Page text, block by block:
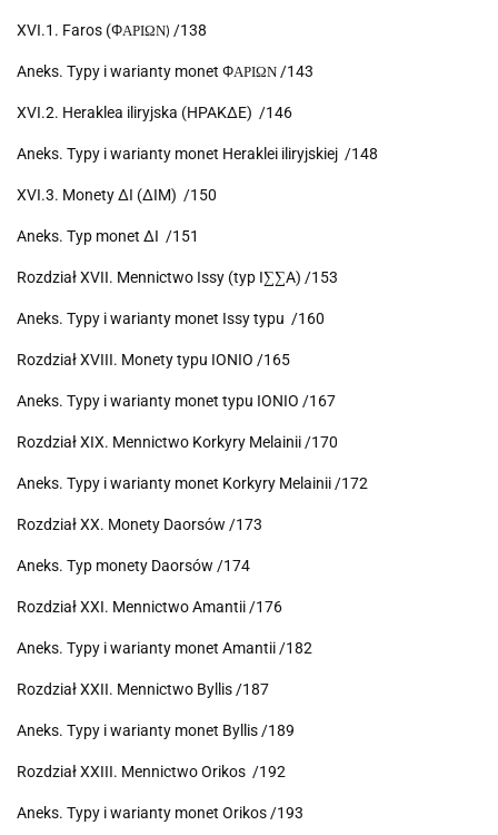
XVI.1. Faros (ΦAPIΩN) /138
Aneks. Typy i warianty monet ΦAPIΩN /143
XVI.2. Heraklea iliryjska (HPAKΔE) /146
Aneks. Typy i warianty monet Heraklei iliryjskiej /148
XVI.3. Monety ΔI (ΔIM) /150
Aneks. Typ monet ΔI /151
Rozdział XVII. Mennictwo Issy (typ I∑∑A) /153
Aneks. Typy i warianty monet Issy typu /160
Rozdział XVIII. Monety typu IONIO /165
Aneks. Typy i warianty monet typu IONIO /167
Rozdział XIX. Mennictwo Korkyry Melainii /170
Aneks. Typy i warianty monet Korkyry Melainii /172
Rozdział XX. Monety Daorsów /173
Aneks. Typ monety Daorsów /174
Rozdział XXI. Mennictwo Amantii /176
Aneks. Typy i warianty monet Amantii /182
Rozdział XXII. Mennictwo Byllis /187
Aneks. Typy i warianty monet Byllis /189
Rozdział XXIII. Mennictwo Orikos /192
Aneks. Typy i warianty monet Orikos /193